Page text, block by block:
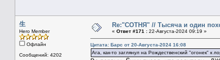
生
Hero Member
Офлайн
Сообщений: 4202
Re:"СОТНЯ" // Тысяча и один
« Ответ #171 : 22-Августа-2024 09:19 »
Цитата: Барс от 20-Августа-2024 16:08
Ага, как-то заглянул на Рождественский "огонек" к